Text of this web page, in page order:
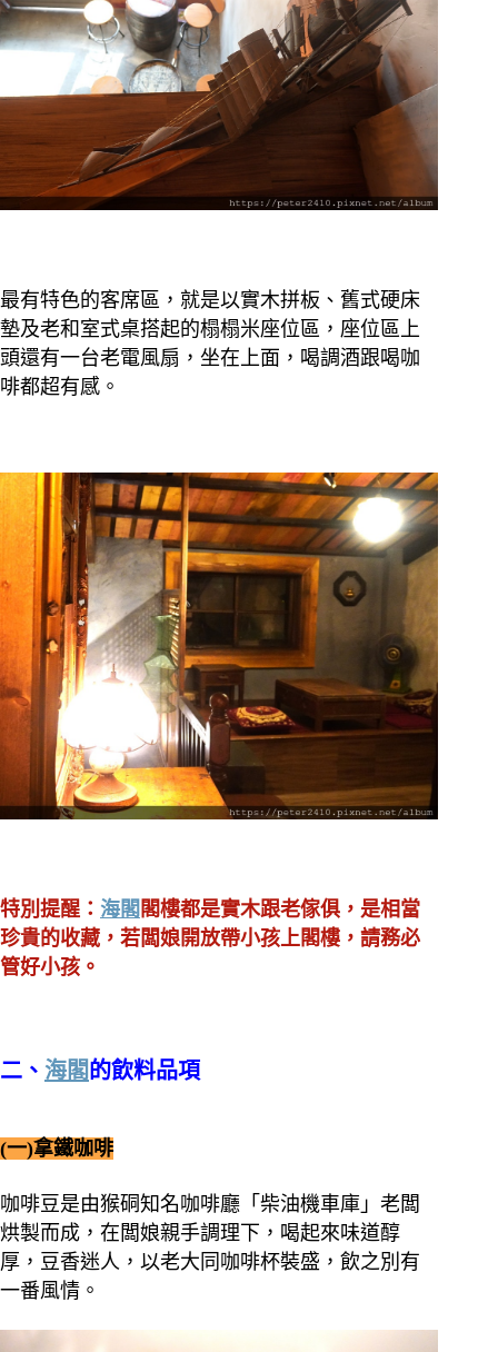
最有特色的客席區，就是以實木拼板、舊式硬床
墊及老和室式桌搭起的榻榻米座位區，座位區上
頭還有一台老電風扇，坐在上面，喝調酒跟喝咖
啡都超有感。
特別提醒： 海閣 閣樓都是實木跟老傢俱，是相當
珍貴的收藏，若闆娘開放帶小孩上閣樓，請務必
管好小孩。
二、 海閣 的飲料品項
(一)拿鐵咖啡
咖啡豆是由猴硐知名咖啡廳「柴油機車庫」老闆
烘製而成，在闆娘親手調理下，喝起來味道醇
厚，豆香迷人，以老大同咖啡杯裝盛，飲之別有
一番風情。